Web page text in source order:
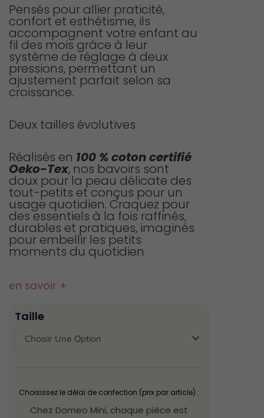
Pensés pour allier praticité,
confort et esthétisme, ils
accompagnent votre enfant au
fil des mois grâce à leur
système de réglage à deux
pressions, permettant un
ajustement parfait selon sa
croissance.
Deux tailles évolutives
Réalisés en 100 % coton certifié
Oeko-Tex, nos bavoirs sont
doux pour la peau délicate des
tout-petits et conçus pour un
usage quotidien. Craquez pour
des essentiels à la fois raffinés,
durables et pratiques, imaginés
pour embellir les petits
moments du quotidien
en savoir +
Taille
Choisissez le délai de confection (prix par article) :
Chez Domeo Mini, chaque pièce est
de
Lola